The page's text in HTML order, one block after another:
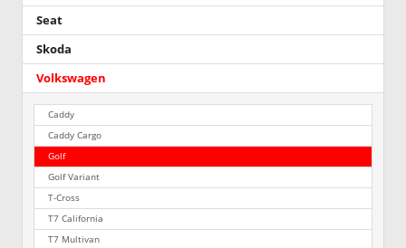
Seat
Skoda
Volkswagen
Caddy
Caddy Cargo
Golf
Golf Variant
T-Cross
T7 California
T7 Multivan